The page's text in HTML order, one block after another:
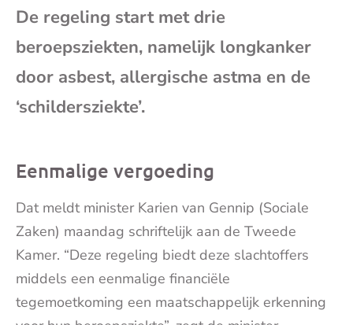
De regeling start met drie
beroepsziekten, namelijk longkanker
door asbest, allergische astma en de
‘schildersziekte’.
Eenmalige vergoeding
Dat meldt minister Karien van Gennip (Sociale
Zaken) maandag schriftelijk aan de Tweede
Kamer. “Deze regeling biedt deze slachtoffers
middels een eenmalige financiële
tegemoetkoming een maatschappelijk erkenning